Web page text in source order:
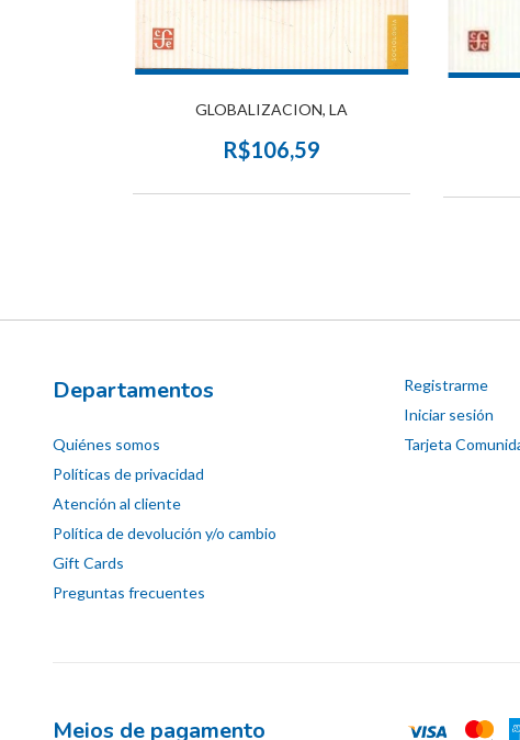
GLOBALIZACION, LA
R$106,59
Departamentos
Quiénes somos
Políticas de privacidad
Atención al cliente
Política de devolución y/o cambio
Gift Cards
Preguntas frecuentes
Registrarme
Iniciar sesión
Tarjeta
Meios de pagamento